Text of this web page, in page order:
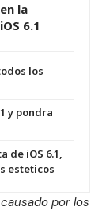
la
6.1
los
y pondra
de iOS 6.1,
esteticos
por los